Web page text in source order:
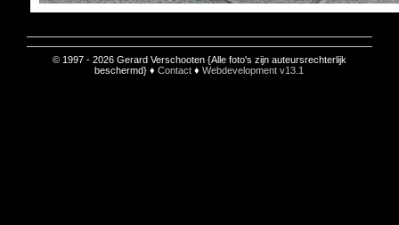
© 1997 - 2026 Gerard Verschooten {Alle foto's zijn auteursrechterlijk
beschermd} ♦Contact ♦Webdevelopment v13.1